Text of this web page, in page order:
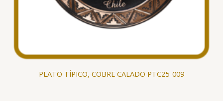
PLATO TÍPICO, COBRE CALADO PTC25-009